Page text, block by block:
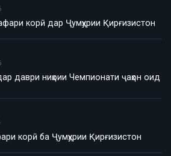
корӣ дар Ҷумҳурии Қирғизистон
даври ниҳоии Чемпионати ҷаҳон оид
корӣ ба Ҷумҳурии Қирғизистон